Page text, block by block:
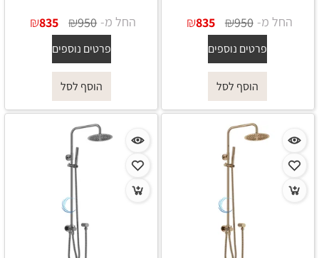
החל מ- ₪950
₪835
פרטים נוספים
הוסף לסל
החל מ- ₪950
₪835
פרטים נוספים
הוסף לסל